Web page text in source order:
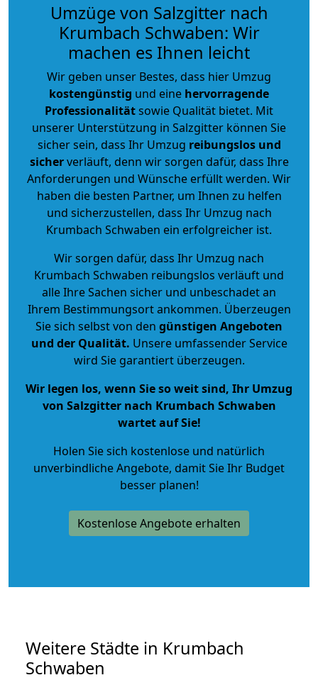
Umzüge von Salzgitter nach
Krumbach Schwaben: Wir
machen es Ihnen leicht
Wir geben unser Bestes, dass hier Umzug
kostengünstig und eine hervorragende
Professionalitätsowie Qualität bietet. Mit
unserer Unterstützung in Salzgitter können Sie
sicher sein, dass Ihr Umzug reibungslos und
sicherverläuft, denn wir sorgen dafür, dass Ihre
Anforderungen und Wünsche erfüllt werden. Wir
haben die besten Partner, um Ihnen zu helfen
und sicherzustellen, dass Ihr Umzug nach
Krumbach Schwaben ein erfolgreicher ist.
Wir sorgen dafür, dass Ihr Umzug nach
Krumbach Schwaben reibungslos verläuft und
alle Ihre Sachen sicher und unbeschadet an
Ihrem Bestimmungsort ankommen. Überzeugen
Sie sich selbst von den günstigen Angeboten
und der Qualität. Unsere umfassender Service
wird Sie garantiert überzeugen.
Wir legen los, wenn Sie so weit sind, Ihr Umzug
von Salzgitter nach Krumbach Schwaben
wartet auf Sie!
Holen Sie sich kostenlose und natürlich
unverbindliche Angebote, damit Sie Ihr Budget
besser planen!
Kostenlose Angebote erhalten
Weitere Städte in Krumbach
Schwaben